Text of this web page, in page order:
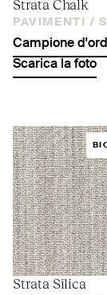
Strata Chalk
PAVIMENTI /
Campione
Scarica la foto
Strata Silica